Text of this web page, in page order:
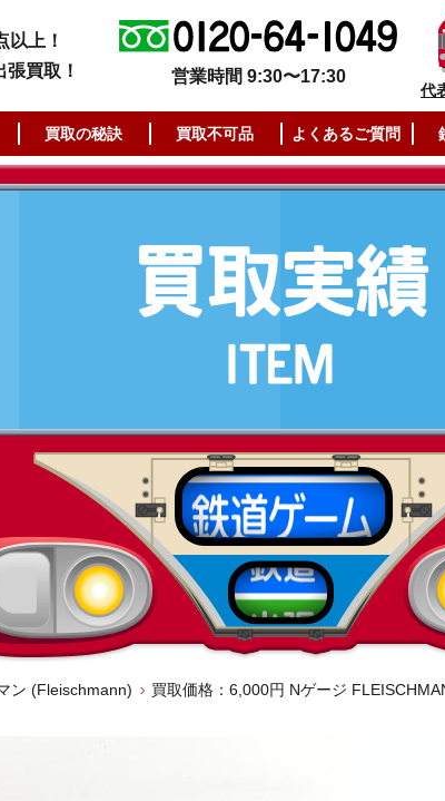
以上！
買取！
営業時間 9:30〜17:30
代
買取の秘訣 買取不可品 よくあるご質問
ン (Fleischmann)